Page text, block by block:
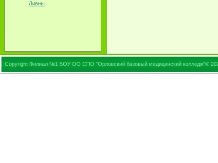
Ливны
Copyright Филиал №1 БОУ ОО СПО "Орловский базовый медицинский колледж"©